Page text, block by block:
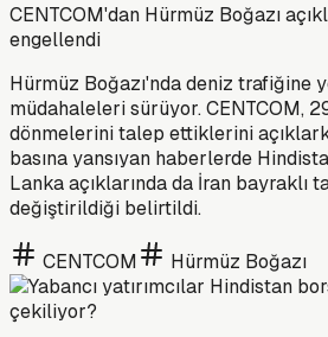
CENTCOM'dan Hürmüz Boğazı
engellendi
Hürmüz Boğazı'nda deniz trafiğine
müdahaleleri sürüyor. CENTCOM,
dönmelerini talep ettiklerini
basına yansıyan haberlerde
Lanka açıklarında da İran bayraklı
değiştirildiği belirtildi.
CENTCOM Hürmüz Boğazı